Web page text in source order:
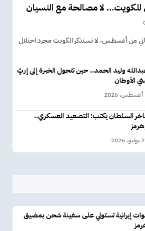
للكويت… لا مصالحة مع النسيان
من أغسطس، لا تستذكر الكويت مجرد احتلال
وليد الحمد.. حين تتحول الخبرة إلى إرثٍ
الأوطان
السلطان يكتب: التصعيد العسكري..
2026
إيرانية تستولي على سفينة شحن بمضيق